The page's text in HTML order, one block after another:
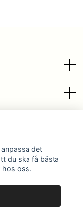
det
du ska få bästa
hos oss.